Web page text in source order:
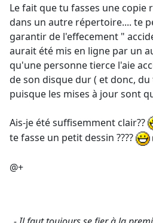
Le fait que tu fasses une copie
dans un autre répertoire.... te
garantir de l'effecement "
aurait été mis en ligne par un
qu'une personne tierce l'aie
de son disque dur ( et donc,
puisque les mises à jour sont
Ais-je été suffisemment clair??
te fasse un petit dessin ????
@+